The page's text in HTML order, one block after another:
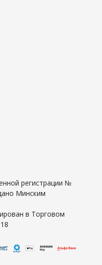
регистрации №
Минским
в Торговом